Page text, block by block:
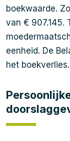
boekwaarde.
van € 907.145.
eenheid. De
het boekverlies.